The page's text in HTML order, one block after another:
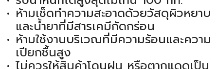
ห้ามเช็ดทำความสะอาดด้วยวัสดุผิวหยาบ
และน้ำยาที่มีสารเคมีกัดกร่อน
ห้ามใช้งานบริเวณที่มีความร้อนและความ
เปียกชื้นสูง